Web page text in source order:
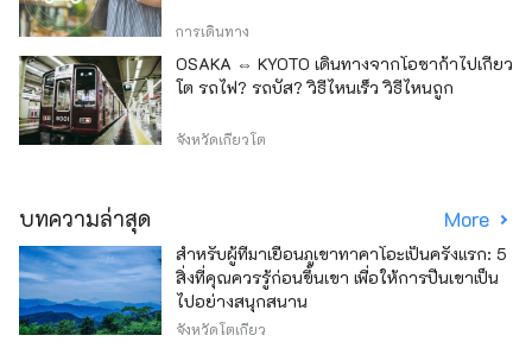
การเดินทาง
OSAKA ⇔ KYOTO เดินทางจากโอซาก้าไปเกียว
โต รถไฟ? รถบัส? วิธีไหนเร็ว วิธีไหนถูก
จังหวัดเกียวโต
บทความล่าสุด More
สำหรับผู้ที่มาเยือนภูเขาทาคาโอะเป็นครั้งแรก: 5
สิ่งที่คุณควรรู้ก่อนขึ้นเขา เพื่อให้การปีนเขาเป็น
ไปอย่างสนุกสนาน
จังหวัดโตเกียว